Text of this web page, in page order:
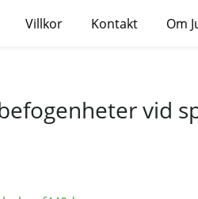
Villkor Kontakt Om
vid